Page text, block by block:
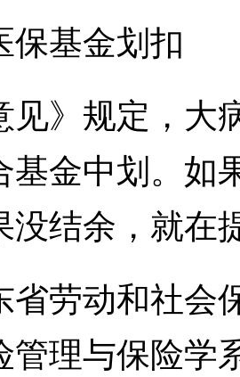
基金划扣
规定，大
基金中划。如
没结余，就在
动和社会
管理与保险学